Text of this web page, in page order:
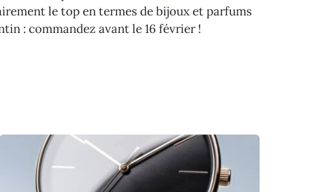
le top en termes de bijoux et parfums
: commandez avant le 16 février !